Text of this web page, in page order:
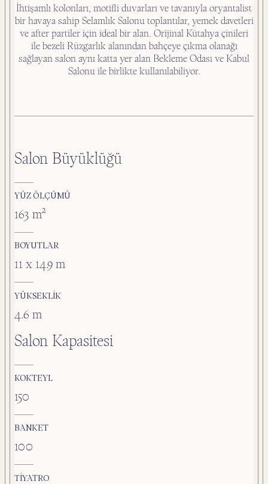
İhtişamlı kolonları, motifli duvarları ve tavanıyla oryantalist
bir havaya sahip Selamlık Salonu toplantılar, yemek davetleri
ve after partiler için ideal bir alan. Orijinal Kütahya çinileri
ile bezeli Rüzgarlık alanından bahçeye çıkma olanağı
sağlayan salon aynı katta yer alan Bekleme Odası ve Kabul
Salonu ile birlikte kullanılabiliyor.
Salon Büyüklüğü
YÜZ ÖLÇÜMÜ
163 m²
BOYUTLAR
11 x 14.9 m
YÜKSEKLIK
4.6 m
Salon Kapasitesi
KOKTEYL
150
BANKET
100
TIYATRO